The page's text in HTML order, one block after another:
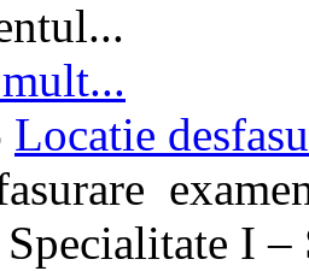
Locatie
Specialitate I